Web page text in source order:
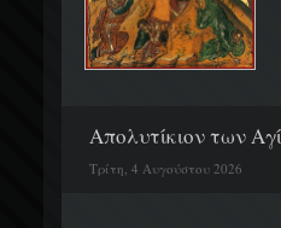
Απολυτίκιον των
Τρίτη, 4 Αυγούστου 2026